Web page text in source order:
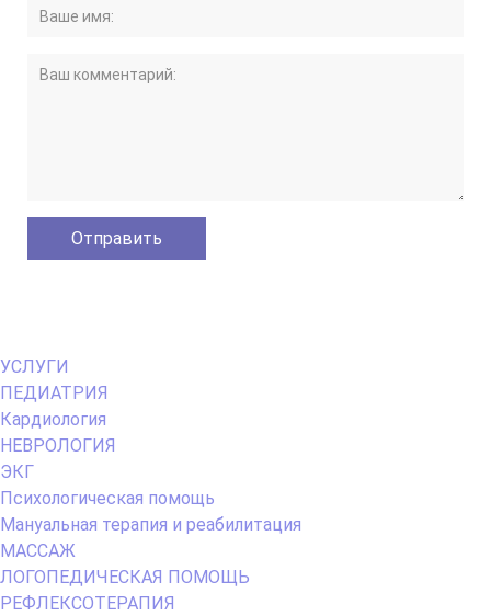
Primary
Menu
УСЛУГИ
ПЕДИАТРИЯ
Кардиология
НЕВРОЛОГИЯ
ЭКГ
Психологическая помощь
Мануальная терапия и реабилитация
МАССАЖ
ЛОГОПЕДИЧЕСКАЯ ПОМОЩЬ
РЕФЛЕКСОТЕРАПИЯ